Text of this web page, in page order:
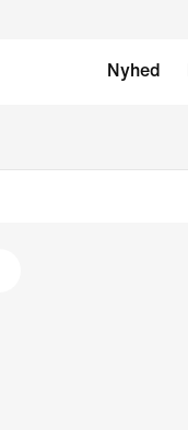
Nyhed